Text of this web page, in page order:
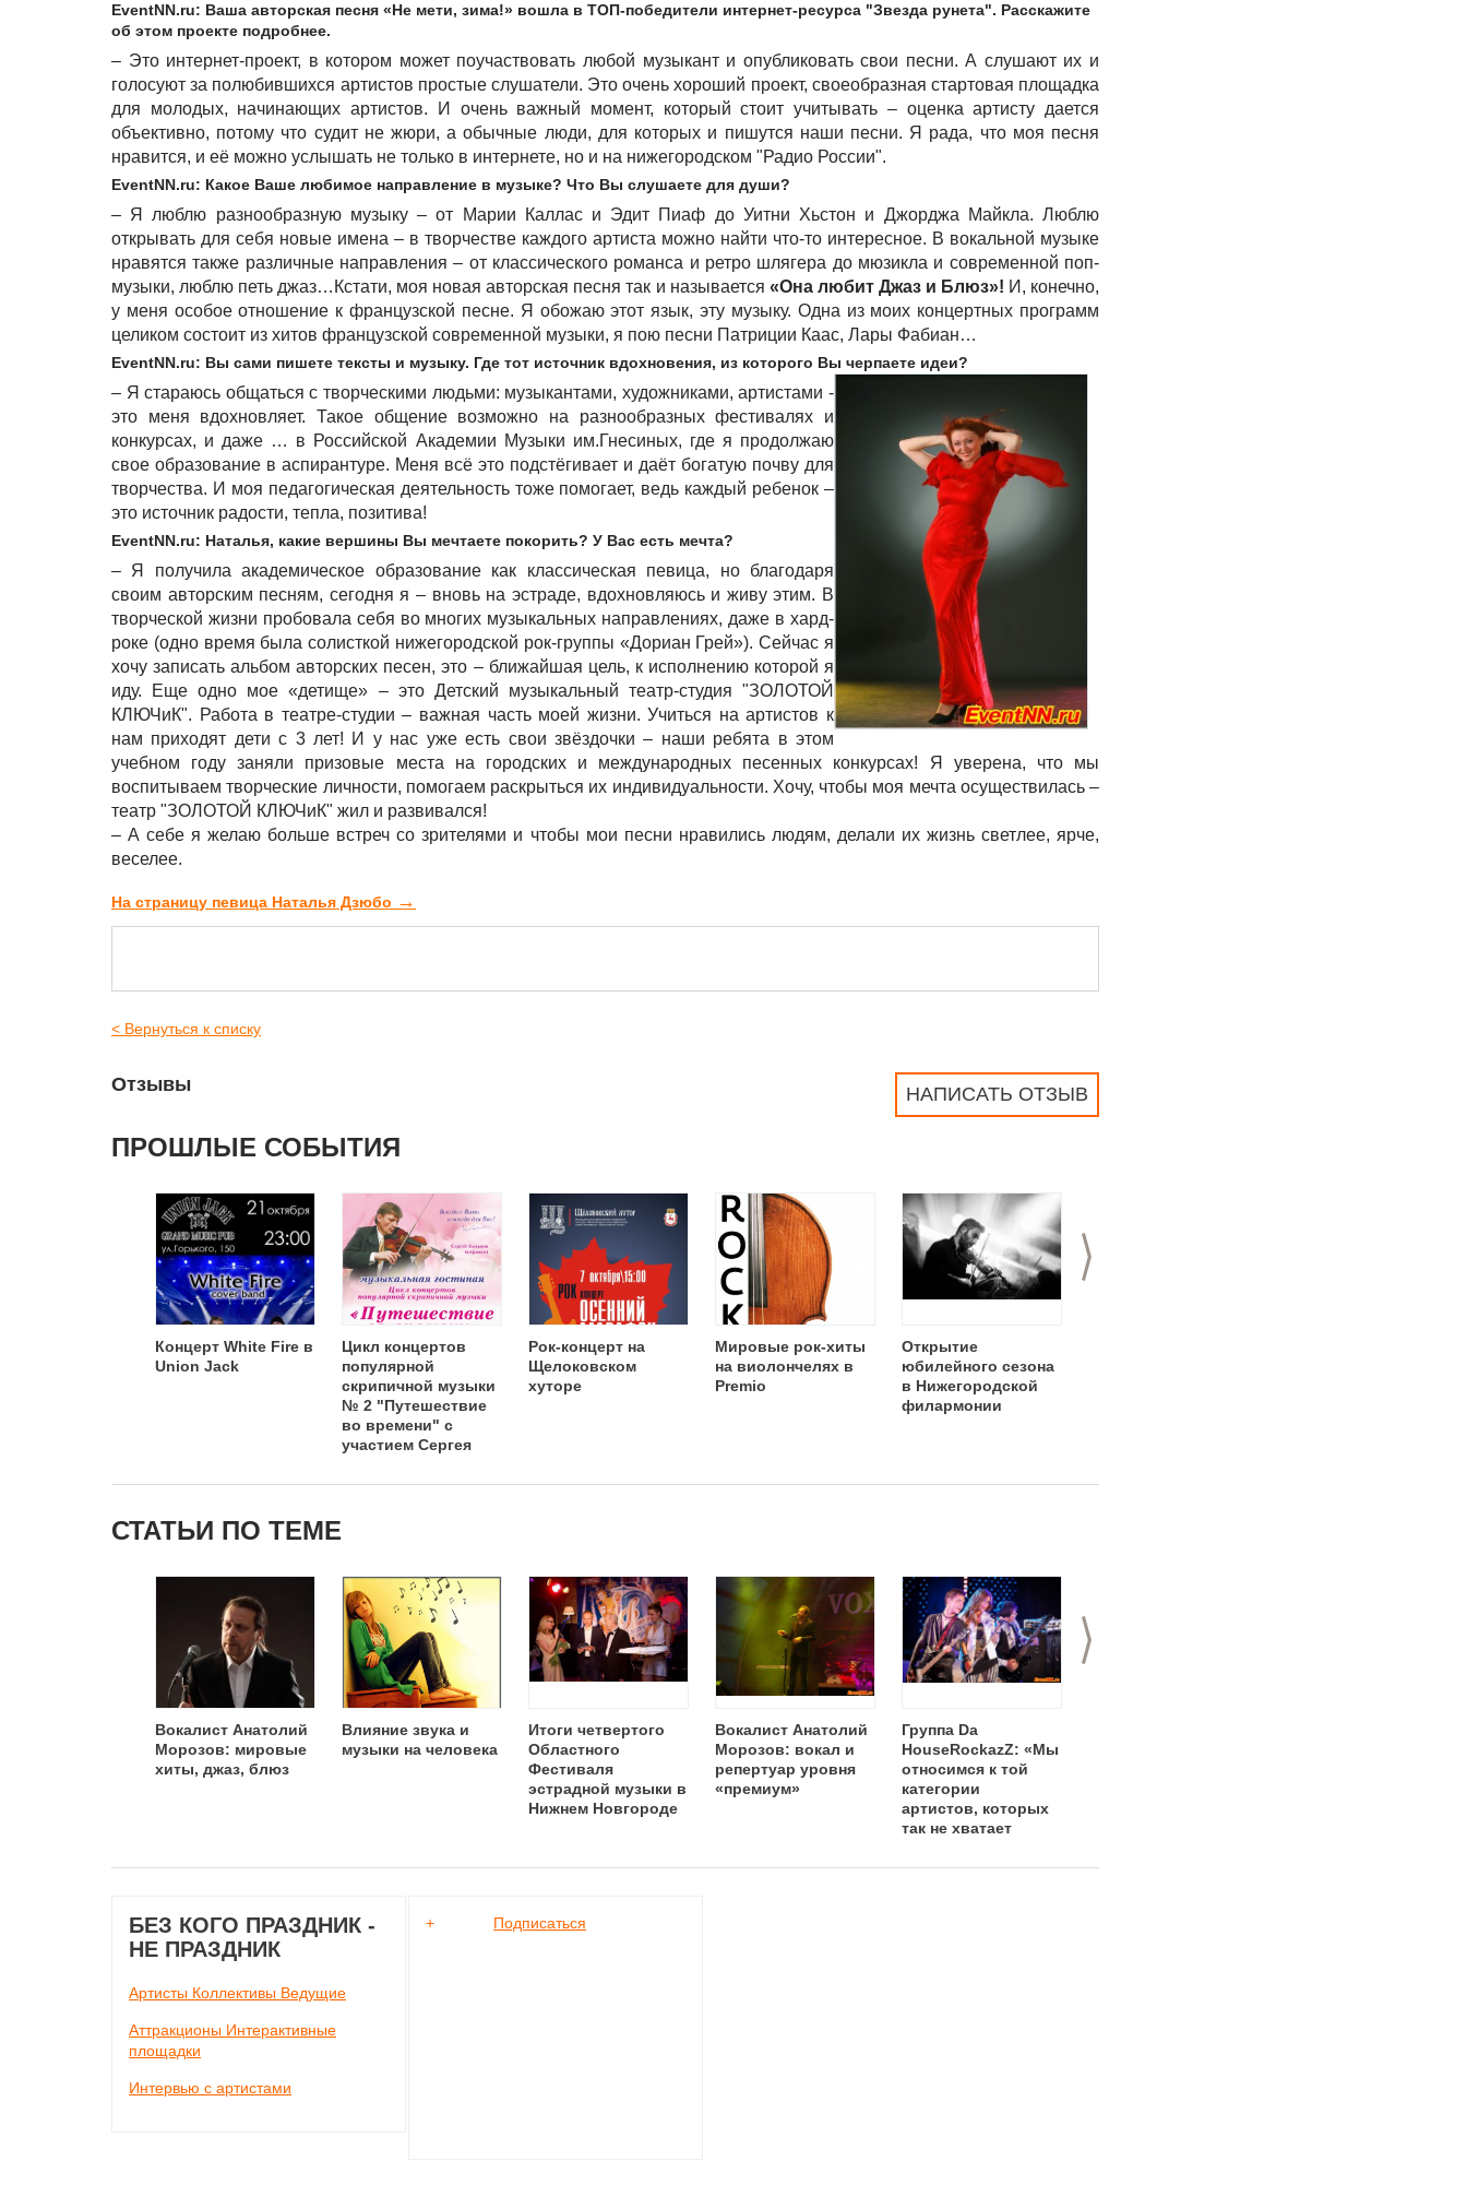
EventNN.ru: Ваша авторская песня «Не мети, зима!» вошла в ТОП-победители интернет-ресурса "Звезда рунета". Расскажите
об этом проекте подробнее.
– Это интернет-проект, в котором может поучаствовать любой музыкант и опубликовать свои песни. А слушают их и
голосуют за полюбившихся артистов простые слушатели. Это очень хороший проект, своеобразная стартовая площадка
для молодых, начинающих артистов. И очень важный момент, который стоит учитывать – оценка артисту дается
объективно, потому что судит не жюри, а обычные люди, для которых и пишутся наши песни. Я рада, что моя песня
нравится, и её можно услышать не только в интернете, но и на нижегородском "Радио России".
EventNN.ru: Какое Ваше любимое направление в музыке? Что Вы слушаете для души?
– Я люблю разнообразную музыку – от Марии Каллас и Эдит Пиаф до Уитни Хьстон и Джорджа Майкла. Люблю
открывать для себя новые имена – в творчестве каждого артиста можно найти что-то интересное. В вокальной музыке
нравятся также различные направления – от классического романса и ретро шлягера до мюзикла и современной поп-
музыки, люблю петь джаз…Кстати, моя новая авторская песня так и называется «Она любит Джаз и Блюз»! И, конечно,
у меня особое отношение к французской песне. Я обожаю этот язык, эту музыку. Одна из моих концертных программ
целиком состоит из хитов французской современной музыки, я пою песни Патриции Каас, Лары Фабиан…
EventNN.ru: Вы сами пишете тексты и музыку. Где тот источник вдохновения, из которого Вы черпаете идеи?
– Я стараюсь общаться с творческими людьми: музыкантами, художниками, артистами -
это меня вдохновляет. Такое общение возможно на разнообразных фестивалях и
конкурсах, и даже … в Российской Академии Музыки им.Гнесиных, где я продолжаю
свое образование в аспирантуре. Меня всё это подстёгивает и даёт богатую почву для
творчества. И моя педагогическая деятельность тоже помогает, ведь каждый ребенок –
это источник радости, тепла, позитива!
EventNN.ru: Наталья, какие вершины Вы мечтаете покорить? У Вас есть мечта?
– Я получила академическое образование как классическая певица, но благодаря
своим авторским песням, сегодня я – вновь на эстраде, вдохновляюсь и живу этим. В
творческой жизни пробовала себя во многих музыкальных направлениях, даже в хард-
роке (одно время была солисткой нижегородской рок-группы «Дориан Грей»). Сейчас я
хочу записать альбом авторских песен, это – ближайшая цель, к исполнению которой я
иду. Еще одно мое «детище» – это Детский музыкальный театр-студия "ЗОЛОТОЙ
КЛЮЧиК". Работа в театре-студии – важная часть моей жизни. Учиться на артистов к
нам приходят дети с 3 лет! И у нас уже есть свои звёздочки – наши ребята в этом
учебном году заняли призовые места на городских и международных песенных конкурсах! Я уверена, что мы
воспитываем творческие личности, помогаем раскрыться их индивидуальности. Хочу, чтобы моя мечта осуществилась –
театр "ЗОЛОТОЙ КЛЮЧиК" жил и развивался!
– А себе я желаю больше встреч со зрителями и чтобы мои песни нравились людям, делали их жизнь светлее, ярче,
веселее.
На страницу певица Наталья Дзюбо →
< Вернуться к списку
НАПИСАТЬ ОТЗЫВ
Отзывы
ПРОШЛЫЕ СОБЫТИЯ
>
Концерт White Fire в
Union Jack
Цикл концертов
популярной
скрипичной музыки
№ 2 "Путешествие
во времени" с
участием Сергея
Рок-концерт на
Щелоковском
хуторе
Мировые рок-хиты
на виолончелях в
Premio
Открытие
юбилейного сезона
в Нижегородской
филармонии
СТАТЬИ ПО ТЕМЕ
>
Вокалист Анатолий
Морозов: мировые
хиты, джаз, блюз
Влияние звука и
музыки на человека
Итоги четвертого
Областного
Фестиваля
эстрадной музыки в
Нижнем Новгороде
Вокалист Анатолий
Морозов: вокал и
репертуар уровня
«премиум»
Группа Da
HouseRockazZ: «Мы
относимся к той
категории
артистов, которых
так не хватает
шоу-бизнесу»
БЕЗ КОГО ПРАЗДНИК -
НЕ ПРАЗДНИК
Артисты Коллективы Ведущие
Аттракционы Интерактивные
площадки
Интервью с артистами
+ Подписаться